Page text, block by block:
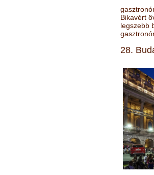
Bikavért
legszebb
28.